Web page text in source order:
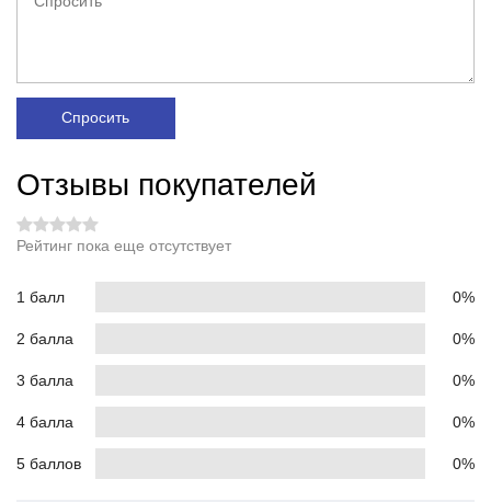
Спросить
Отзывы покупателей
Рейтинг пока еще отсутствует
1 балл 0%
2 балла 0%
3 балла 0%
4 балла 0%
5 баллов 0%